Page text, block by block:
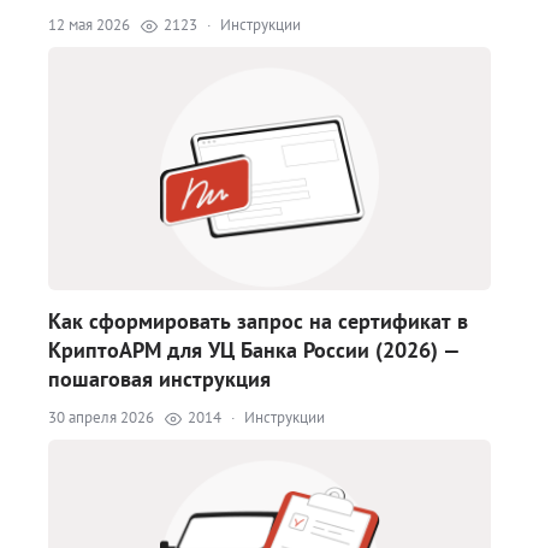
12 мая 2026 2123 · Инструкции
Как сформировать запрос на сертификат в
КриптоАРМ для УЦ Банка России (2026) —
пошаговая инструкция
30 апреля 2026 2014 · Инструкции